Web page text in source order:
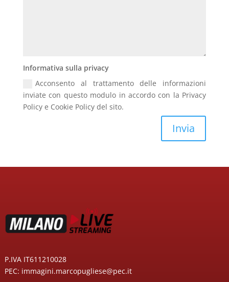
Informativa sulla privacy
Acconsento al trattamento delle informazioni
inviate con questo modulo in accordo con la Privacy
Policy e Cookie Policy del sito.
Invia
P.IVA IT611210028
PEC: immagini.marcopugliese@pec.it